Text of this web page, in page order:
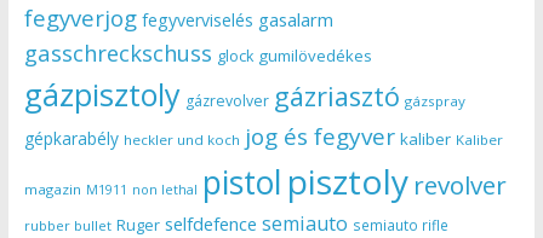
fegyverjog fegyverviselés gasalarm
gasschreckschuss glock gumilövedékes
gázpisztoly gázrevolver gázriasztó gázspray
gépkarabély heckler und koch jog és fegyver kaliber Kaliber
magazin M1911 non lethal pistol pisztoly revolver
rubber bullet Ruger selfdefence semiauto semiauto rifle